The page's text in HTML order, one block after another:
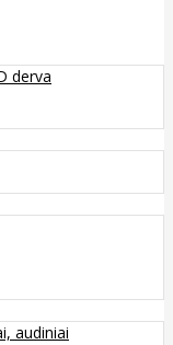
derva
audiniai